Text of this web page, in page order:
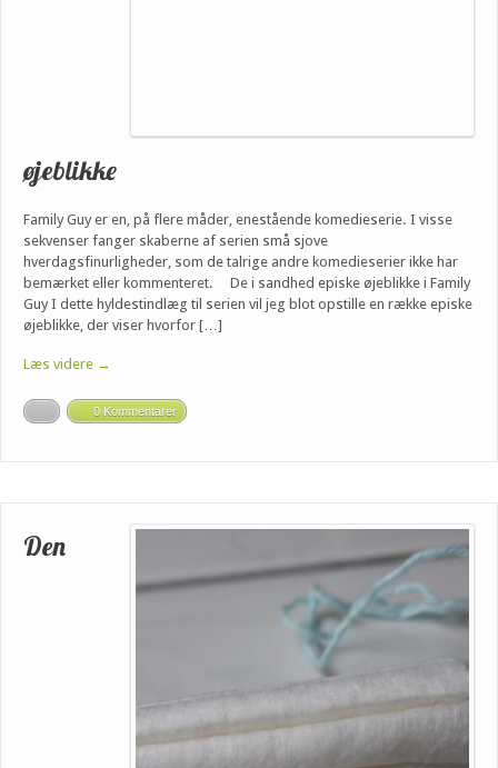
øjeblikke
Family Guy er en, på flere måder, enestående komedieserie. I visse
sekvenser fanger skaberne af serien små sjove
hverdagsfinurligheder, som de talrige andre komedieserier ikke har
bemærket eller kommenteret. De i sandhed episke øjeblikke i Family
Guy I dette hyldestindlæg til serien vil jeg blot opstille en række episke
øjeblikke, der viser hvorfor […]
Læs videre →
0 Kommentarer
Den